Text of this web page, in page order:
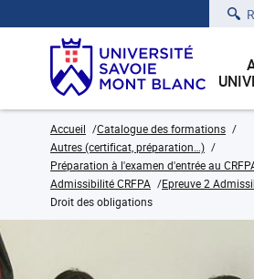
Accueil
Catalogue des formations
Autres (certificat, préparation…)
Préparation à l'examen d'entrée au
Admissibilité CRFPA
Epreuve 2
Droit des obligations